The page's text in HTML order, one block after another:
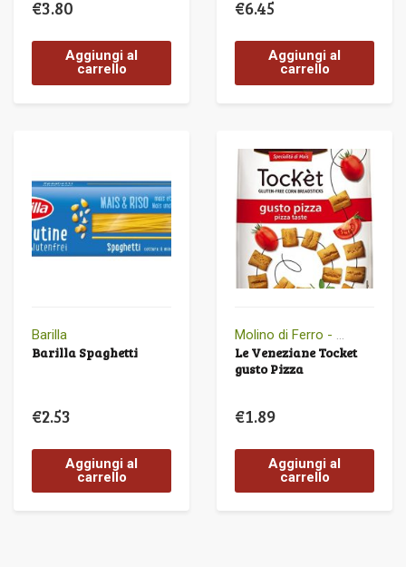
€3.80
Aggiungi al
carrello
€6.45
Aggiungi al
carrello
Barilla
Barilla Spaghetti
€2.53
Aggiungi al
carrello
Le Veneziane Tocket
gusto Pizza
€1.89
Aggiungi al
carrello